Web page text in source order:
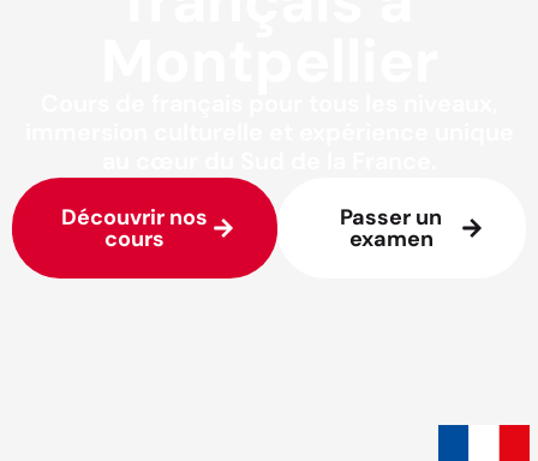
Découvrir nos
cours
Passer un
examen